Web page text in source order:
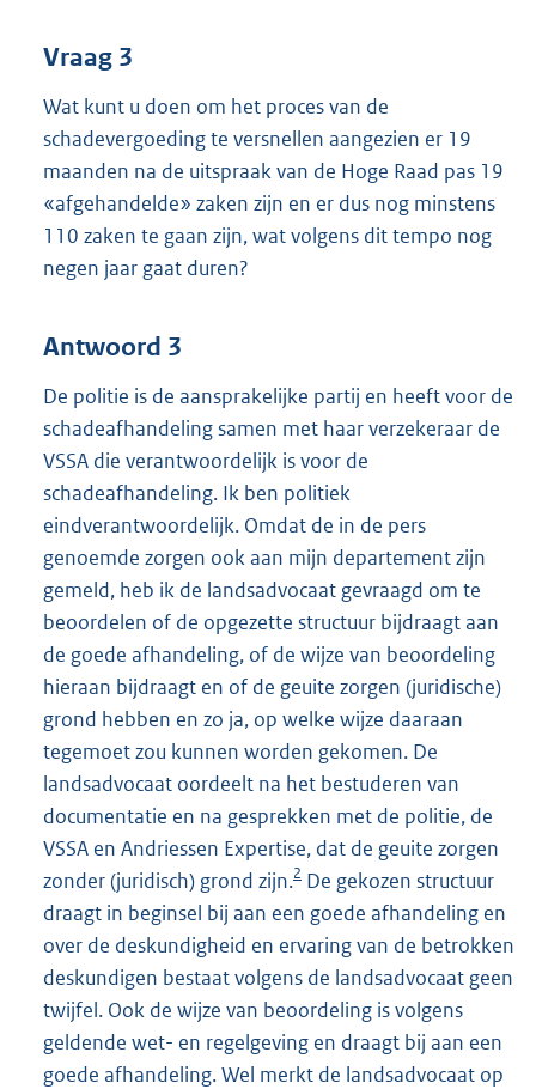
Vraag 3
Wat kunt u doen om het proces van de
schadevergoeding te versnellen aangezien er 19
maanden na de uitspraak van de Hoge Raad pas 19
«afgehandelde» zaken zijn en er dus nog minstens
110 zaken te gaan zijn, wat volgens dit tempo nog
negen jaar gaat duren?
Antwoord 3
De politie is de aansprakelijke partij en heeft voor de
schadeafhandeling samen met haar verzekeraar de
VSSA die verantwoordelijk is voor de
schadeafhandeling. Ik ben politiek
eindverantwoordelijk. Omdat de in de pers
genoemde zorgen ook aan mijn departement zijn
gemeld, heb ik de landsadvocaat gevraagd om te
beoordelen of de opgezette structuur bijdraagt aan
de goede afhandeling, of de wijze van beoordeling
hieraan bijdraagt en of de geuite zorgen (juridische)
grond hebben en zo ja, op welke wijze daaraan
tegemoet zou kunnen worden gekomen. De
landsadvocaat oordeelt na het bestuderen van
documentatie en na gesprekken met de politie, de
VSSA en Andriessen Expertise, dat de geuite zorgen
zonder (juridisch) grond zijn.2 De gekozen structuur
draagt in beginsel bij aan een goede afhandeling en
over de deskundigheid en ervaring van de betrokken
deskundigen bestaat volgens de landsadvocaat geen
twijfel. Ook de wijze van beoordeling is volgens
geldende wet- en regelgeving en draagt bij aan een
goede afhandeling. Wel merkt de landsadvocaat op